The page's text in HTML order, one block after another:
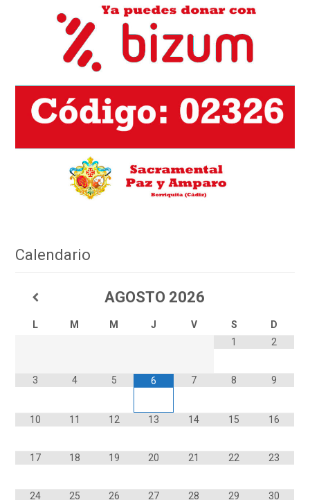
entradas
Calendario
AGOSTO 2026
L M M J V S
D
1
2
3 4 5 6 7 8 9
10 11 12 13 14 15 16
17 18 19 20 21 22 23
24 25 26 27 28 29 30